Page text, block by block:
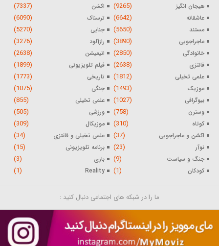
هیجان انگیز (9265) اکشن (7337)
عاشقانه (6642) ترسناک (6090)
مستند (5650) جنایی (5270)
ماجراجویی (3890) رازآلود (3276)
خانوادگی (2850) انیمیشن (2638)
فانتزی (2638) فیلم تلویزیونی (1899)
علمی تخیلی (1812) تاریخی (1773)
موزیک (1493) جنگی (1075)
بیوگرافی (1027) علمی تخیلی (855)
وسترن (758) ورزشی (505)
کوتاه (310) موزیکال (309)
اکشن و ماجراجویی (37) علمی تخیلی و فانتزی (34)
نوآر (23) برنامه تلویزیونی (15)
جنگ و سیاست (9) بازی (3)
کودکان (1)
Reality
(1)
ما را در شبکه های اجتماعی دنبال کنید :